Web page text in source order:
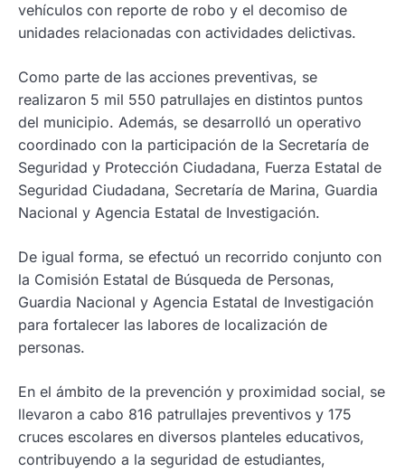
vehículos con reporte de robo y el decomiso de
unidades relacionadas con actividades delictivas.
Como parte de las acciones preventivas, se
realizaron 5 mil 550 patrullajes en distintos puntos
del municipio. Además, se desarrolló un operativo
coordinado con la participación de la Secretaría de
Seguridad y Protección Ciudadana, Fuerza Estatal de
Seguridad Ciudadana, Secretaría de Marina, Guardia
Nacional y Agencia Estatal de Investigación.
De igual forma, se efectuó un recorrido conjunto con
la Comisión Estatal de Búsqueda de Personas,
Guardia Nacional y Agencia Estatal de Investigación
para fortalecer las labores de localización de
personas.
En el ámbito de la prevención y proximidad social, se
llevaron a cabo 816 patrullajes preventivos y 175
cruces escolares en diversos planteles educativos,
contribuyendo a la seguridad de estudiantes,